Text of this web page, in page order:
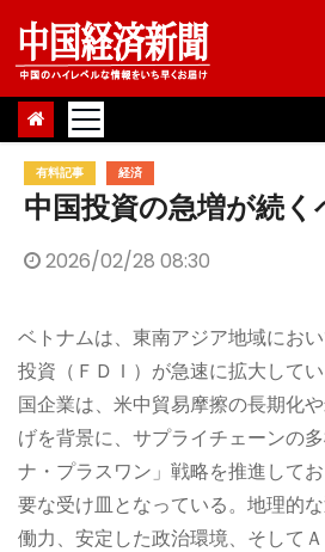
Skip
content
有料記事 経済
中国投資の急増が続く
2026/02/28 08:30
ベトナムは、東南アジア地域にお
投資（ＦＤＩ）が急速に拡大して
国企業は、米中貿易摩擦の長期化
げを背景に、サプライチェーンの
ナ・プラスワン」戦略を推進して
要な受け皿となっている。地理的
働力、安定した政治環境、そして